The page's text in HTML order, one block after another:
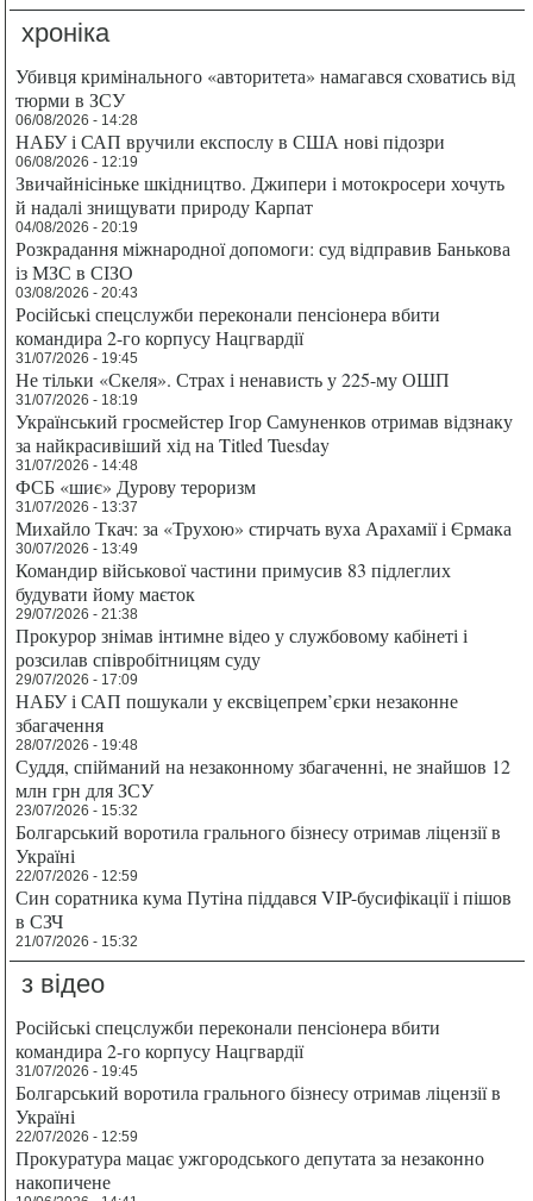
хроніка
Убивця кримінального «авторитета» намагався сховатись від
тюрми в ЗСУ
06/08/2026 - 14:28
НАБУ і САП вручили експослу в США нові підозри
06/08/2026 - 12:19
Звичайнісіньке шкідництво. Джипери і мотокросери хочуть
й надалі знищувати природу Карпат
04/08/2026 - 20:19
Розкрадання міжнародної допомоги: суд відправив Банькова
із МЗС в СІЗО
03/08/2026 - 20:43
Російські спецслужби переконали пенсіонера вбити
командира 2-го корпусу Нацгвардії
31/07/2026 - 19:45
Не тільки «Скеля». Страх і ненависть у 225-му ОШП
31/07/2026 - 18:19
Український гросмейстер Ігор Самуненков отримав відзнаку
за найкрасивіший хід на Titled Tuesday
31/07/2026 - 14:48
ФСБ «шиє» Дурову тероризм
31/07/2026 - 13:37
Михайло Ткач: за «Трухою» стирчать вуха Арахамії і Єрмака
30/07/2026 - 13:49
Командир військової частини примусив 83 підлеглих
будувати йому маєток
29/07/2026 - 21:38
Прокурор знімав інтимне відео у службовому кабінеті і
розсилав співробітницям суду
29/07/2026 - 17:09
НАБУ і САП пошукали у ексвіцепрем’єрки незаконне
збагачення
28/07/2026 - 19:48
Суддя, спійманий на незаконному збагаченні, не знайшов 12
млн грн для ЗСУ
23/07/2026 - 15:32
Болгарський воротила грального бізнесу отримав ліцензії в
Україні
22/07/2026 - 12:59
Син соратника кума Путіна піддався VIP-бусифікації і пішов
в СЗЧ
21/07/2026 - 15:32
з відео
Російські спецслужби переконали пенсіонера вбити
командира 2-го корпусу Нацгвардії
31/07/2026 - 19:45
Болгарський воротила грального бізнесу отримав ліцензії в
Україні
22/07/2026 - 12:59
Прокуратура мацає ужгородського депутата за незаконно
накопичене